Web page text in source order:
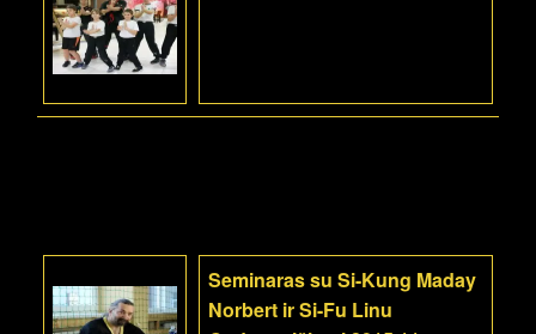
Seminaras su Si-Kung Maday
Norbert ir Si-Fu Linu